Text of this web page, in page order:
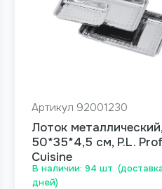
В наличии: 94 шт.
дней)
Артикул 92001230
Лоток металлический,
50*35*4,5 см, P.L.
Cuisine